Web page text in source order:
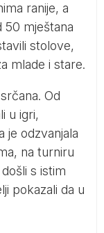
ranije, a
50 mještana
stolove,
mlade i stare.
Od
u igri,
je odzvanjala
na turniru
s istim
pokazali da u